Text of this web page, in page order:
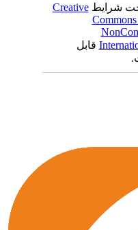
شرایطCreative
قابل